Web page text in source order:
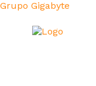
Ir
contenido
Grupo Gigabyte